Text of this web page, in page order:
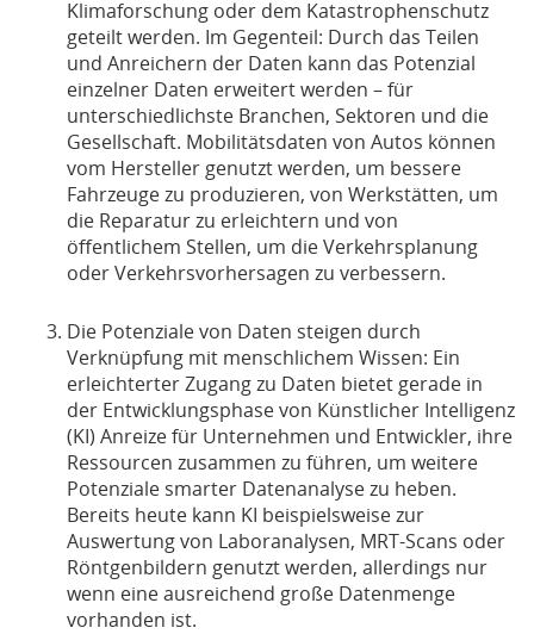
Klimaforschung oder dem Katastrophenschutz
geteilt werden. Im Gegenteil: Durch das Teilen
und Anreichern der Daten kann das Potenzial
einzelner Daten erweitert werden – für
unterschiedlichste Branchen, Sektoren und die
Gesellschaft. Mobilitätsdaten von Autos können
vom Hersteller genutzt werden, um bessere
Fahrzeuge zu produzieren, von Werkstätten, um
die Reparatur zu erleichtern und von
öffentlichem Stellen, um die Verkehrsplanung
oder Verkehrsvorhersagen zu verbessern.
Die Potenziale von Daten steigen durch
Verknüpfung mit menschlichem Wissen: Ein
erleichterter Zugang zu Daten bietet gerade in
der Entwicklungsphase von Künstlicher Intelligenz
(KI) Anreize für Unternehmen und Entwickler, ihre
Ressourcen zusammen zu führen, um weitere
Potenziale smarter Datenanalyse zu heben.
Bereits heute kann KI beispielsweise zur
Auswertung von Laboranalysen, MRT-Scans oder
Röntgenbildern genutzt werden, allerdings nur
wenn eine ausreichend große Datenmenge
vorhanden ist.